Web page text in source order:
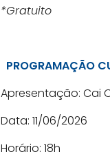
*Gratuito
PROGRAMAÇÃO
Apresentação: Cai
Data: 11/06/2026
Horário: 18h